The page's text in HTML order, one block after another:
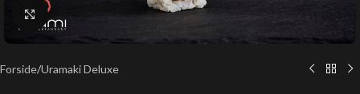
Klik for at forstørre
Forside/Uramaki Deluxe